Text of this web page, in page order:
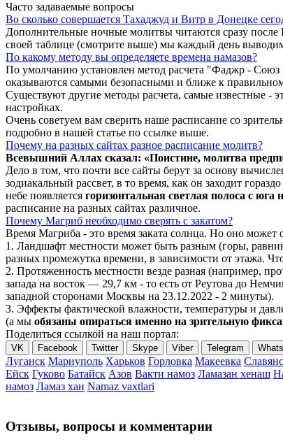
Часто задаваемые вопросы
Во сколько совершается Тахаджуд и Витр в Донецке
Дополнительные ночные молитвы читаются сразу
своей таблице (смотрите выше) мы каждый день
По какому методу вы определяете времена намазов?
По умолчанию установлен метод расчета "Фаджр -
оказываются самыми безопасными и ближе к
Существуют другие методы расчета, самые
настройках.
Очень советуем вам сверить наше расписание со
подробно в нашей статье по ссылке выше.
Почему на разных сайтах разное расписание молитв?
Всевышний Аллах сказал: «Поистине, молитва
Дело в том, что почти все сайты берут за основу
зодиакальный рассвет, в то время, как он заходит
небе появляется горизонтальная светлая полоса с юга
расписание на разных сайтах различное.
Почему Магриб необходимо сверять с закатом?
Время Магриба - это время заката солнца. Но оно
1. Ландшафт местности может быть разным (горы,
разных промежутка времени, в зависимости от этажа.
2. Протяженность местности везде разная (например,
запада на восток — 29,7 км - то есть от Реутова до
западной сторонами Москвы на 23.12.2022 - 2 минуты).
3. Эффекты фактической влажности, температуры и
(а мы обязаны опираться именно на зрительную
Поделиться ссылкой на наш портал:
VK Facebook Twitter Skype Viber Telegram
Луганск Мариуполь Харьков Горловка Макеевка
Ейск Гуково Батайск Азов Вакти намоз Ламазан хенаш
намоз Ламаз хан Namaz vaxtlari
Отзывы, вопросы и комментарии